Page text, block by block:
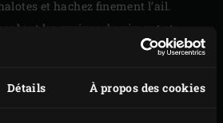
Détails À propos des cookies
et hachez finement l’ail.
et les graines du piment et
Coupez le gingembre frais et